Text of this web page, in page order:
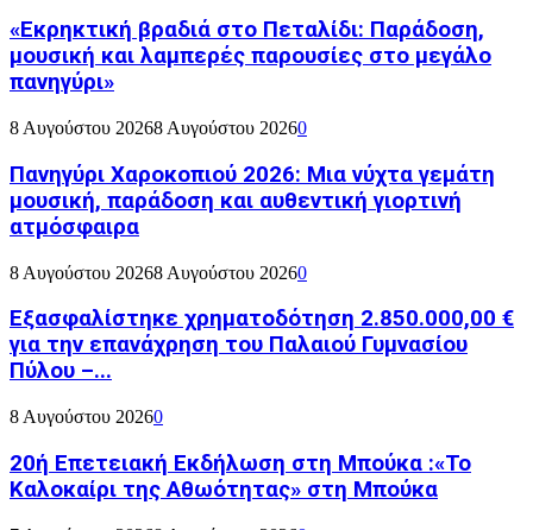
«Εκρηκτική βραδιά στο Πεταλίδι: Παράδοση,
μουσική και λαμπερές παρουσίες στο μεγάλο
πανηγύρι»
8 Αυγούστου 20268 Αυγούστου 20260
Πανηγύρι Χαροκοπιού 2026: Μια νύχτα γεμάτη
μουσική, παράδοση και αυθεντική γιορτινή
ατμόσφαιρα
8 Αυγούστου 20268 Αυγούστου 20260
Εξασφαλίστηκε χρηματοδότηση 2.850.000,00 €
για την επανάχρηση του Παλαιού Γυμνασίου
Πύλου –...
8 Αυγούστου 20260
20ή Επετειακή Εκδήλωση στη Μπούκα :«Το
Καλοκαίρι της Αθωότητας» στη Μπούκα